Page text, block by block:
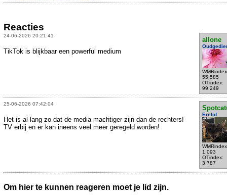
Reacties
24-06-2026 20:21:41
allone
55.585
OTindex:
99.249
TikTok is blijkbaar een powerful medium
25-06-2026 07:42:04
Erelid
1.093
OTindex:
3.787
Het is al lang zo dat de media machtiger zijn dan de rechters!
TV erbij en er kan ineens veel meer geregeld worden!
Om hier te kunnen reageren moet je lid zijn.